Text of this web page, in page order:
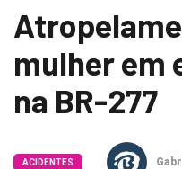
mulher em
na BR-277
ACIDENTES